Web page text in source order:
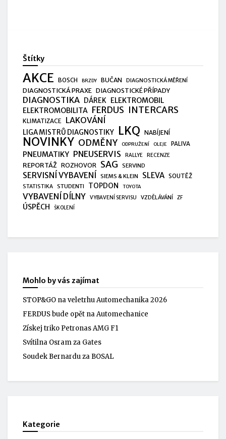
Štítky
AKCE BOSCH BRZDY BUČAN DIAGNOSTICKÁ MĚŘENÍ
DIAGNOSTICKÁ PRAXE DIAGNOSTICKÉ PŘÍPADY
DIAGNOSTIKA DÁREK ELEKTROMOBIL
ELEKTROMOBILITA FERDUS INTERCARS
KLIMATIZACE LAKOVÁNÍ
LIGA MISTRŮ DIAGNOSTIKY LKQ NABÍJENÍ
NOVINKY ODMĚNY ODPRUŽENÍ OLEJE PALIVA
PNEUMATIKY PNEUSERVIS RALLYE RECENZE
REPORTÁŽ ROZHOVOR SAG SERVIND
SERVISNÍ VYBAVENÍ SIEMS & KLEIN SLEVA SOUTĚŽ
STATISTIKA STUDENTI TOPDON TOYOTA
VYBAVENÍ DÍLNY VYBAVENÍ SERVISU VZDĚLÁVÁNÍ ZF
ÚSPĚCH ŠKOLENÍ
Mohlo by vás zajímat
STOP&GO na veletrhu Automechanika 2026
FERDUS bude opět na Automechanice
Získej triko Petronas AMG F1
Svítilna Osram za Gates
Soudek Bernardu za BOSAL
Kategorie